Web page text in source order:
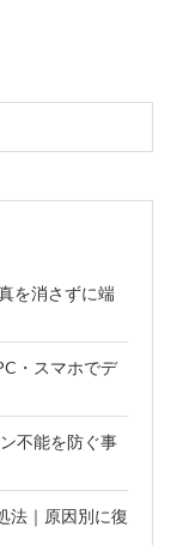
を消さずに端
・スマホでデ
不能を防ぐ事
法｜原因別に復